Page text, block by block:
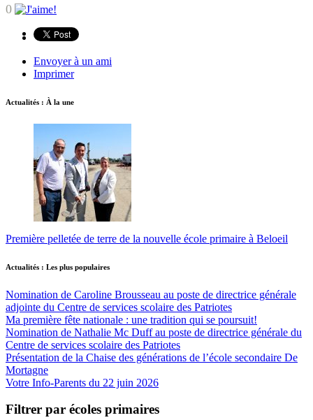
0
Envoyer à un ami
Imprimer
Actualités : À la une
Première pelletée de terre de la nouvelle école primaire à Beloeil
Actualités : Les plus populaires
Nomination de Caroline Brousseau au poste de directrice générale
adjointe du Centre de services scolaire des Patriotes
Ma première fête nationale : une tradition qui se poursuit!
Nomination de Nathalie Mc Duff au poste de directrice générale du
Centre de services scolaire des Patriotes
Présentation de la Chaise des générations de l’école secondaire De
Mortagne
Votre Info-Parents du 22 juin 2026
Filtrer par écoles primaires